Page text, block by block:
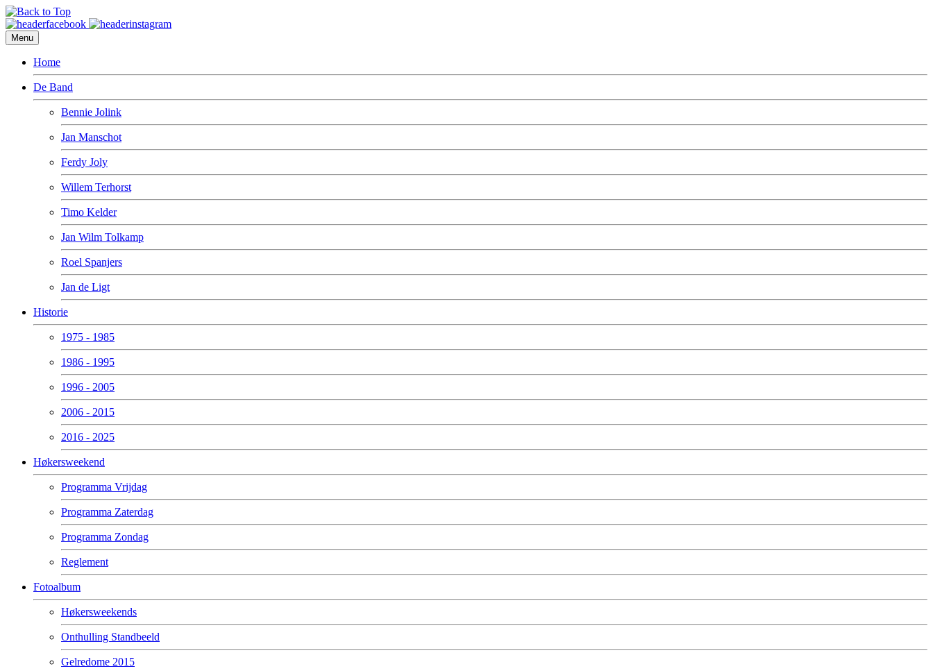
Menu
Home
De Band
Bennie Jolink
Jan Manschot
Ferdy Joly
Willem Terhorst
Timo Kelder
Jan Wilm Tolkamp
Roel Spanjers
Jan de Ligt
Historie
1975 - 1985
1986 - 1995
1996 - 2005
2006 - 2015
2016 - 2025
Høkersweekend
Programma Vrijdag
Programma Zaterdag
Programma Zondag
Reglement
Fotoalbum
Høkersweekends
Onthulling Standbeeld
Gelredome 2015